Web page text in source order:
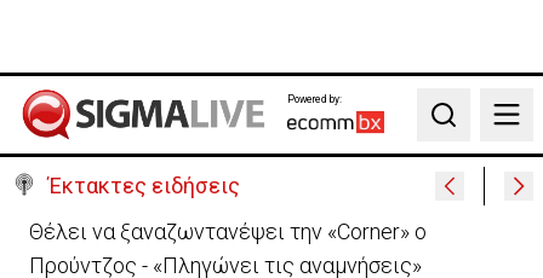
Powered by:
Search
Έκτακτες ειδήσεις
Θέλει να ξαναζωντανέψει την «Corner» o
Προύντζος - «Πληγώνει τις αναμνήσεις»